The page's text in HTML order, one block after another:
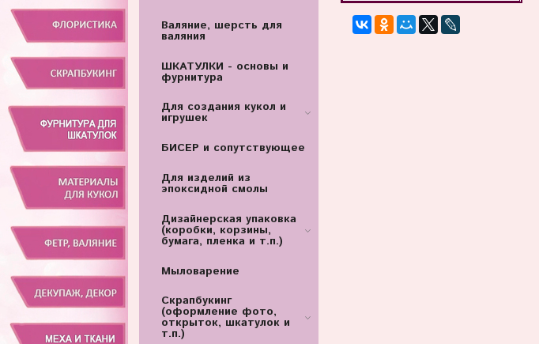
Валяние, шерсть для
валяния
ШКАТУЛКИ - основы и
фурнитура
Для создания кукол и
игрушек
БИСЕР и сопутствующее
Для изделий из
эпоксидной смолы
Дизайнерская упаковка
(коробки, корзины,
бумага, пленка и т.п.)
Мыловарение
Скрапбукинг
(оформление фото,
открыток, шкатулок и
т.п.)